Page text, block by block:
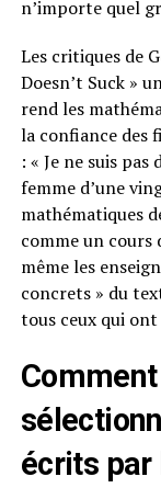
n’importe quel
Les critiques de
Doesn’t Suck »
rend les
la confiance des
: « Je ne suis
femme d’une
mathématiques
comme un cours
même les
concrets » du
tous ceux qui
écrits par